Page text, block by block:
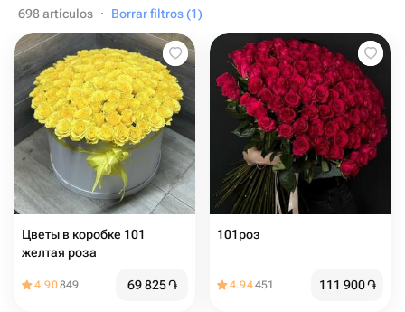
698 artículos · Borrar filtros (1)
Цветы в коробке 101
желтая роза
4.90849 69 825֏
101роз
4.94451 111 900֏